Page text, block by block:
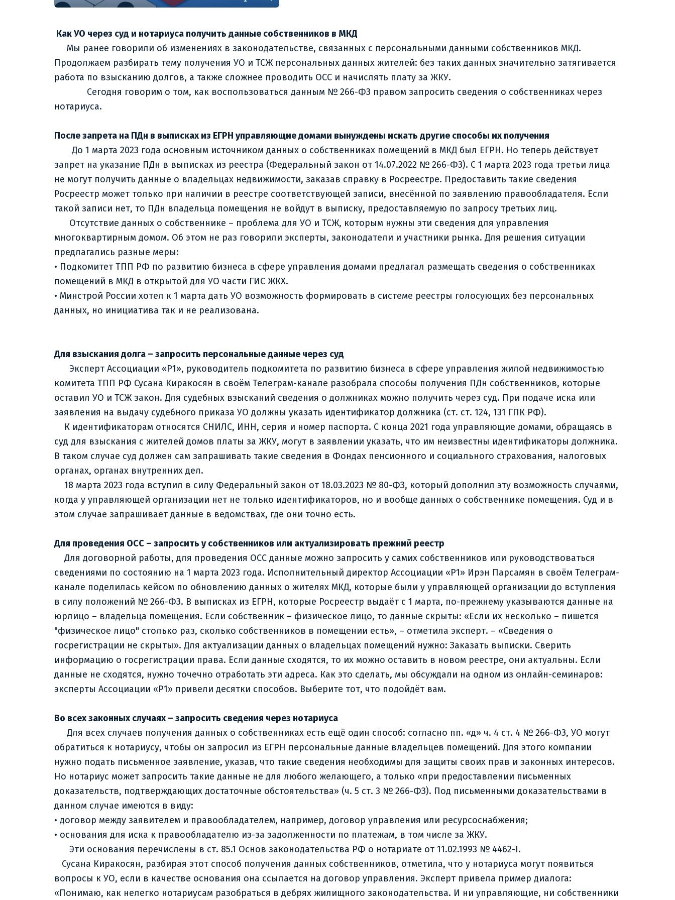
Как УО через суд и нотариуса получить данные собственников в МКД
Мы ранее говорили об изменениях в законодательстве, связанных с персональными данными собственников МКД.
Продолжаем разбирать тему получения УО и ТСЖ персональных данных жителей: без таких данных значительно затягивается
работа по взысканию долгов, а также сложнее проводить ОСС и начислять плату за ЖКУ.
Сегодня говорим о том, как воспользоваться данным № 266-ФЗ правом запросить сведения о собственниках через
нотариуса.
После запрета на ПДн в выписках из ЕГРН управляющие домами вынуждены искать другие способы их получения
До 1 марта 2023 года основным источником данных о собственниках помещений в МКД был ЕГРН. Но теперь действует
запрет на указание ПДн в выписках из реестра (Федеральный закон от 14.07.2022 № 266-ФЗ). С 1 марта 2023 года третьи лица
не могут получить данные о владельцах недвижимости, заказав справку в Росреестре. Предоставить такие сведения
Росреестр может только при наличии в реестре соответствующей записи, внесённой по заявлению правообладателя. Если
такой записи нет, то ПДн владельца помещения не войдут в выписку, предоставляемую по запросу третьих лиц.
Отсутствие данных о собственнике – проблема для УО и ТСЖ, которым нужны эти сведения для управления
многоквартирным домом. Об этом не раз говорили эксперты, законодатели и участники рынка. Для решения ситуации
предлагались разные меры:
• Подкомитет ТПП РФ по развитию бизнеса в сфере управления домами предлагал размещать сведения о собственниках
помещений в МКД в открытой для УО части ГИС ЖКХ.
• Минстрой России хотел к 1 марта дать УО возможность формировать в системе реестры голосующих без персональных
данных, но инициатива так и не реализована.
Для взыскания долга – запросить персональные данные через суд
Эксперт Ассоциации «Р1», руководитель подкомитета по развитию бизнеса в сфере управления жилой недвижимостью
комитета ТПП РФ Сусана Киракосян в своём Телеграм-канале разобрала способы получения ПДн собственников, которые
оставил УО и ТСЖ закон. Для судебных взысканий сведения о должниках можно получить через суд. При подаче иска или
заявления на выдачу судебного приказа УО должны указать идентификатор должника (ст. ст. 124, 131 ГПК РФ).
К идентификаторам относятся СНИЛС, ИНН, серия и номер паспорта. С конца 2021 года управляющие домами, обращаясь в
суд для взыскания с жителей домов платы за ЖКУ, могут в заявлении указать, что им неизвестны идентификаторы должника.
В таком случае суд должен сам запрашивать такие сведения в Фондах пенсионного и социального страхования, налоговых
органах, органах внутренних дел.
18 марта 2023 года вступил в силу Федеральный закон от 18.03.2023 № 80-ФЗ, который дополнил эту возможность случаями,
когда у управляющей организации нет не только идентификаторов, но и вообще данных о собственнике помещения. Суд и в
этом случае запрашивает данные в ведомствах, где они точно есть.
Для проведения ОСС – запросить у собственников или актуализировать прежний реестр
Для договорной работы, для проведения ОСС данные можно запросить у самих собственников или руководствоваться
сведениями по состоянию на 1 марта 2023 года. Исполнительный директор Ассоциации «Р1» Ирэн Парсамян в своём Телеграм-
канале поделилась кейсом по обновлению данных о жителях МКД, которые были у управляющей организации до вступления
в силу положений № 266-ФЗ. В выписках из ЕГРН, которые Росреестр выдаёт с 1 марта, по-прежнему указываются данные на
юрлицо – владельца помещения. Если собственник – физическое лицо, то данные скрыты: «Если их несколько – пишется
"физическое лицо" столько раз, сколько собственников в помещении есть», – отметила эксперт. – «Сведения о
госрегистрации не скрыты». Для актуализации данных о владельцах помещений нужно: Заказать выписки. Сверить
информацию о госрегистрации права. Если данные сходятся, то их можно оставить в новом реестре, они актуальны. Если
данные не сходятся, нужно точечно отработать эти адреса. Как это сделать, мы обсуждали на одном из онлайн-семинаров:
эксперты Ассоциации «Р1» привели десятки способов. Выберите тот, что подойдёт вам.
Во всех законных случаях – запросить сведения через нотариуса
Для всех случаев получения данных о собственниках есть ещё один способ: согласно пп. «д» ч. 4 ст. 4 № 266-ФЗ, УО могут
обратиться к нотариусу, чтобы он запросил из ЕГРН персональные данные владельцев помещений. Для этого компании
нужно подать письменное заявление, указав, что такие сведения необходимы для защиты своих прав и законных интересов.
Но нотариус может запросить такие данные не для любого желающего, а только «при предоставлении письменных
доказательств, подтверждающих достаточные обстоятельства» (ч. 5 ст. 3 № 266-ФЗ). Под письменными доказательствами в
данном случае имеются в виду:
• договор между заявителем и правообладателем, например, договор управления или ресурсоснабжения;
• основания для иска к правообладателю из-за задолженности по платежам, в том числе за ЖКУ.
Эти основания перечислены в ст. 85.1 Основ законодательства РФ о нотариате от 11.02.1993 № 4462-I.
Сусана Киракосян, разбирая этот способ получения данных собственников, отметила, что у нотариуса могут появиться
вопросы к УО, если в качестве основания она ссылается на договор управления. Эксперт привела пример диалога:
«Понимаю, как нелегко нотариусам разобраться в дебрях жилищного законодательства. И ни управляющие, ни собственники